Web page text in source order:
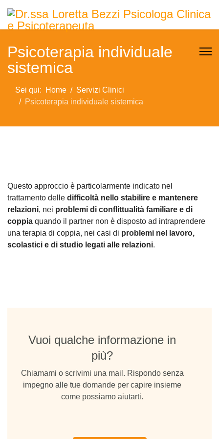
Psicoterapia individuale
sistemica
Sei qui: Home
Servizi Clinici
Psicoterapia individuale sistemica
Questo approccio è particolarmente indicato nel
trattamento delle difficoltà nello stabilire e mantenere
relazioni, nei problemi di conflittualità familiare e di
coppia quando il partner non è disposto ad intraprendere
una terapia di coppia, nei casi di problemi nel lavoro,
scolastici e di studio legati alle relazioni.
Vuoi qualche informazione in
più?
Chiamami o scrivimi una mail. Rispondo senza
impegno alle tue domande per capire insieme
come possiamo aiutarti.